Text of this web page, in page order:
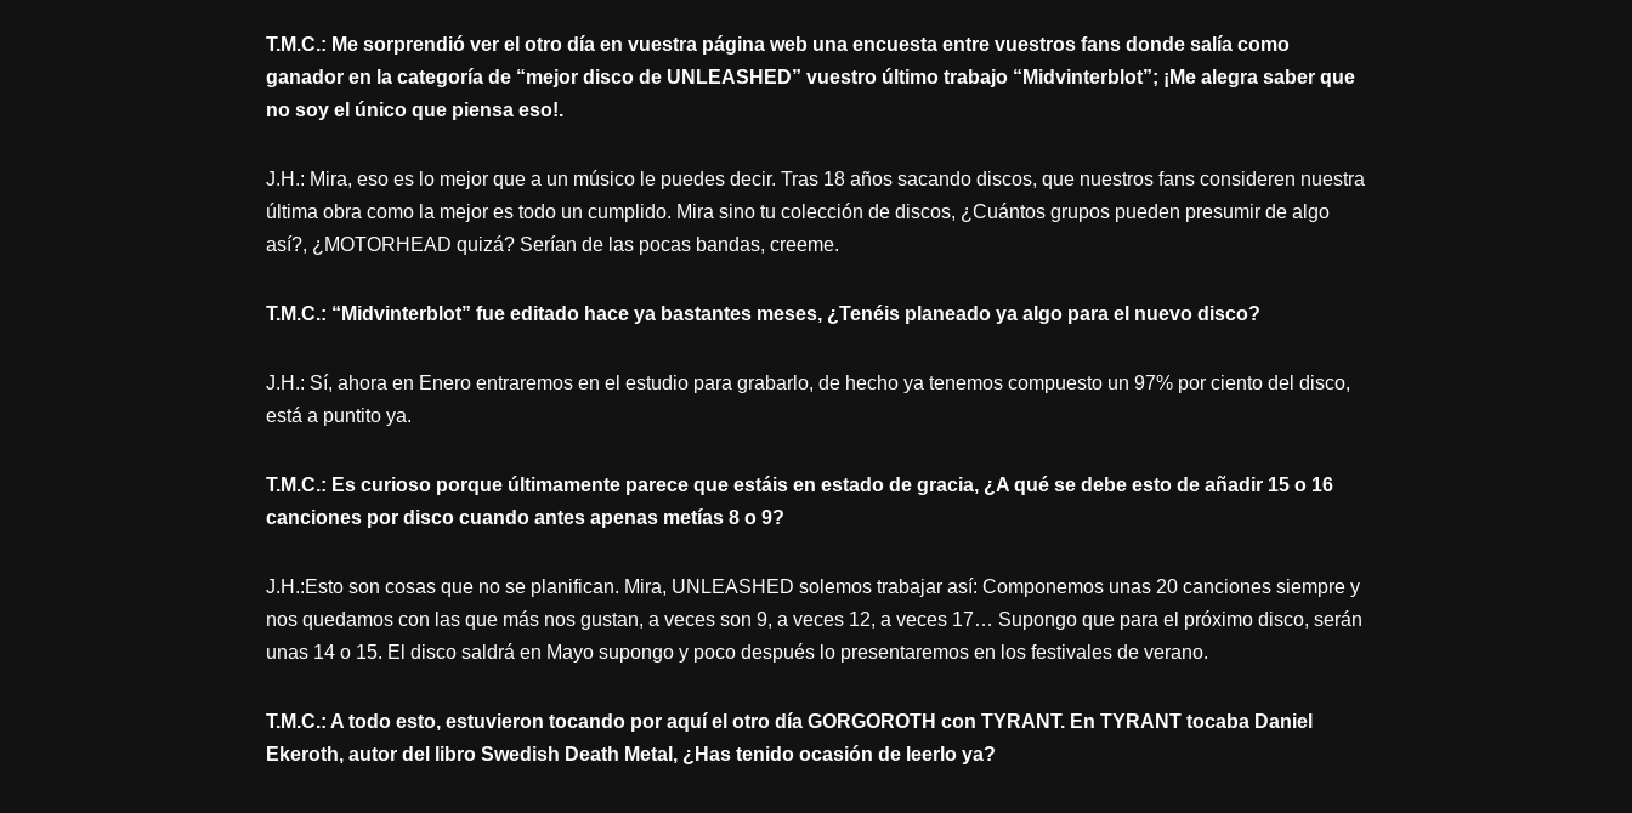
T.M.C.: Me sorprendió ver el otro día en vuestra página web una encuesta entre vuestros fans donde salía como
ganador en la categoría de “mejor disco de UNLEASHED” vuestro último trabajo “Midvinterblot”; ¡Me alegra saber que
no soy el único que piensa eso!.
J.H.: Mira, eso es lo mejor que a un músico le puedes decir. Tras 18 años sacando discos, que nuestros fans consideren nuestra
última obra como la mejor es todo un cumplido. Mira sino tu colección de discos, ¿Cuántos grupos pueden presumir de algo
así?, ¿MOTORHEAD quizá? Serían de las pocas bandas, creeme.
T.M.C.: “Midvinterblot” fue editado hace ya bastantes meses, ¿Tenéis planeado ya algo para el nuevo disco?
J.H.: Sí, ahora en Enero entraremos en el estudio para grabarlo, de hecho ya tenemos compuesto un 97% por ciento del disco,
está a puntito ya.
T.M.C.: Es curioso porque últimamente parece que estáis en estado de gracia, ¿A qué se debe esto de añadir 15 o 16
canciones por disco cuando antes apenas metías 8 o 9?
J.H.:Esto son cosas que no se planifican. Mira, UNLEASHED solemos trabajar así: Componemos unas 20 canciones siempre y
nos quedamos con las que más nos gustan, a veces son 9, a veces 12, a veces 17… Supongo que para el próximo disco, serán
unas 14 o 15. El disco saldrá en Mayo supongo y poco después lo presentaremos en los festivales de verano.
T.M.C.: A todo esto, estuvieron tocando por aquí el otro día GORGOROTH con TYRANT. En TYRANT tocaba Daniel
Ekeroth, autor del libro Swedish Death Metal, ¿Has tenido ocasión de leerlo ya?